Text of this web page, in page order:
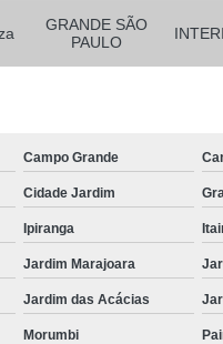
Rack Servidor
Aluminio
Rack de
Rack Metálico
Data Center
Rack para
Rack Software Data
Régua de 8 Tomadas
GRANDE SÃO
PAULO
Campo Grande
Cidade Jardim
Ipiranga
Jardim Marajoara
Jardim das Acácias
Morumbi